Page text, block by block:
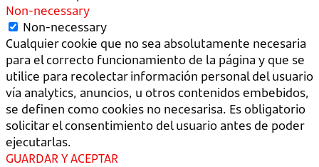
Non-necessary
Non-necessary
Cualquier cookie que no sea absolutamente necesaria
para el correcto funcionamiento de la página y que se
utilice para recolectar información personal del usuario
vía analytics, anuncios, u otros contenidos embebidos,
se definen como cookies no necesarisa. Es obligatorio
solicitar el consentimiento del usuario antes de poder
ejecutarlas.
GUARDAR Y ACEPTAR